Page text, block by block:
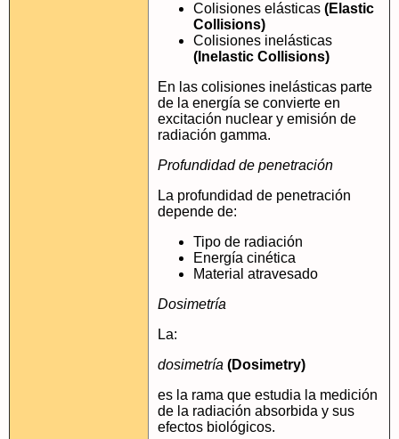
Colisiones elásticas (Elastic
Collisions)
Colisiones inelásticas
(Inelastic Collisions)
En las colisiones inelásticas parte
de la energía se convierte en
excitación nuclear y emisión de
radiación gamma.
Profundidad de penetración
La profundidad de penetración
depende de:
Tipo de radiación
Energía cinética
Material atravesado
Dosimetría
La:
dosimetría (Dosimetry)
es la rama que estudia la medición
de la radiación absorbida y sus
efectos biológicos.